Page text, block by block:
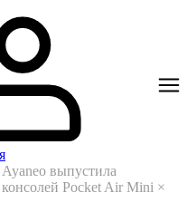
выпустила
Pocket Air Mini ×